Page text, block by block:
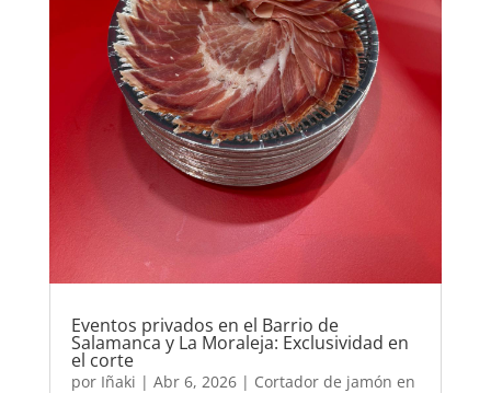
Eventos privados en el Barrio de
Salamanca y La Moraleja: Exclusividad en
el corte
por Iñaki | Abr 6, 2026| Cortador de jamón en